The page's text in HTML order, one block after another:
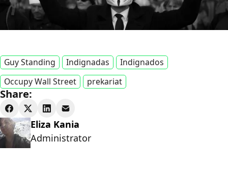
Guy Standing Indignadas
Indignados
Occupy Wall Street
prekariat
Share:
Eliza Kania
Administrator